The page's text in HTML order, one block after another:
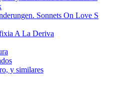
Sonnets On Love S
A La Deriva
y similares